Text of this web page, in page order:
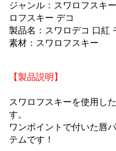
ジャンル：スワロフスキ
ロフスキー デコ
製品名：スワロデコ 口紅
素材：スワロフスキー
【製品説明】
スワロフスキーを使用し
す。
ワンポイントで付いた唇
テムです！